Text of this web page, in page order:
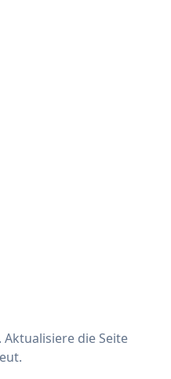
die Seite